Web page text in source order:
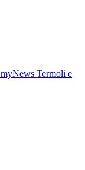
myNews Termoli e